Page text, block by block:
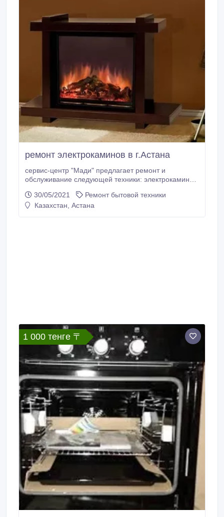
ремонт электрокаминов в г.Астана
сервис-центр "Мади" предлагает ремонт и
обслуживание следующей техники: электрокаминов,
фритюрниц, музыкальных центров, электроплит,
духовок, утюгов, телевизоров, водонагревателей,
30/05/2021
Ремонт бытовой техники
Казахстан, Астана
1 000 тенге 〒